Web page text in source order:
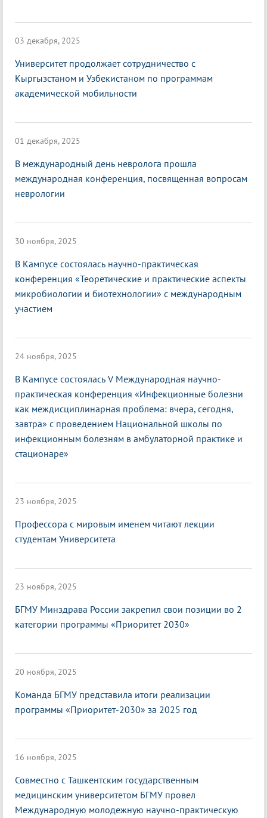
03 декабря, 2025
Университет продолжает сотрудничество с
Кыргызстаном и Узбекистаном по программам
академической мобильности
01 декабря, 2025
В международный день невролога прошла
международная конференция, посвященная вопросам
неврологии
30 ноября, 2025
В Кампусе состоялась научно-практическая
конференция «Теоретические и практические аспекты
микробиологии и биотехнологии» с международным
участием
24 ноября, 2025
В Кампусе состоялась V Международная научно-
практическая конференция «Инфекционные болезни
как междисциплинарная проблема: вчера, сегодня,
завтра» с проведением Национальной школы по
инфекционным болезням в амбулаторной практике и
стационаре»
23 ноября, 2025
Профессора с мировым именем читают лекции
студентам Университета
23 ноября, 2025
БГМУ Минздрава России закрепил свои позиции во 2
категории программы «Приоритет 2030»
20 ноября, 2025
Команда БГМУ представила итоги реализации
программы «Приоритет-2030» за 2025 год
16 ноября, 2025
Совместно с Ташкентским государственным
медицинским университетом БГМУ провел
Международную молодежную научно-практическую